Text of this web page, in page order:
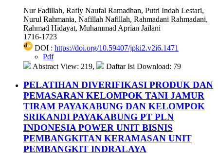
Nur Fadillah, Rafly Naufal Ramadhan, Putri Indah Lestari,
Nurul Rahmania, Nafillah Nafillah, Rahmadani Rahmadani,
Rahmad Hidayat, Muhammad Aprian Jailani
1716-1723
DOI : https://doi.org/10.59407/jpki2.v2i6.1471
Pdf
Abstract View: 219,
Daftar Isi Download: 79
PELATIHAN DIVERIFIKASI PRODUK DAN
PEMASARAN KELOMPOK TANI JAMUR
TIRAM PAYAKABUNG DAN KELOMPOK
SRIKANDI PAYAKABUNG PT PLN
INDONESIA POWER UNIT BISNIS
PEMBANGKITAN KERAMASAN UNIT
PEMBANGKIT INDRALAYA